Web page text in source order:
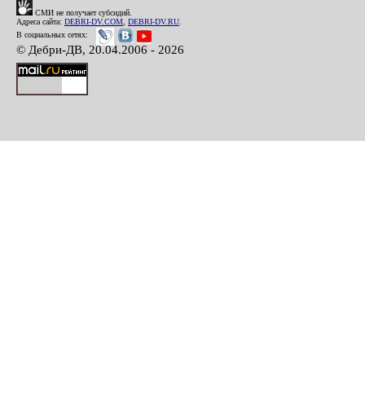
СМИ не получает субсидий.
Адреса сайта: DEBRI-DV.COM DEBRI-DV.RU
В социальных сетях:
© Дебри-ДВ, 20.04.2006 - 2026